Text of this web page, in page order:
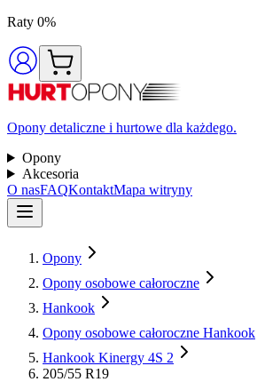
Raty 0%
Opony detaliczne i hurtowe dla każdego.
Opony
Akcesoria
O nasFAQKontaktMapa witryny
Opony
Opony osobowe całoroczne
Hankook
Opony osobowe całoroczne Hankook
Hankook Kinergy 4S 2
205/55 R19